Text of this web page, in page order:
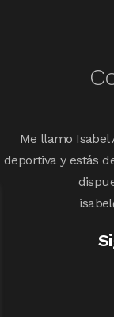
Me llamo Isabel
deportiva y estás